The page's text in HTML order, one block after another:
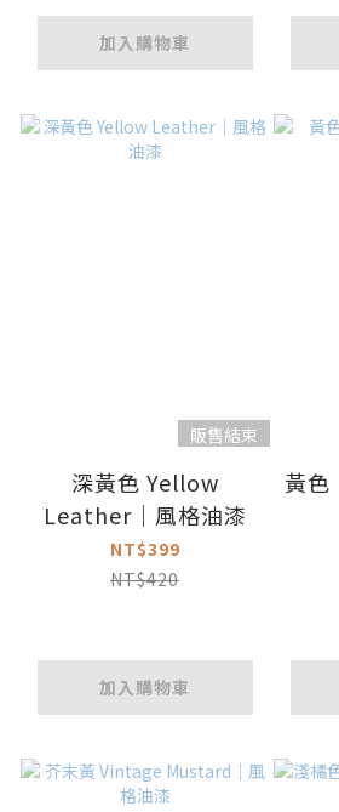
加入購物車
販售結束
深黃色 Yellow
Leather｜風格油漆
NT$399
NT$420
加入購物車
黃